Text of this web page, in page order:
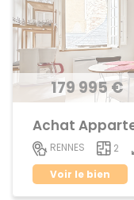
179 995 €
RENNES 2
Voir le bien